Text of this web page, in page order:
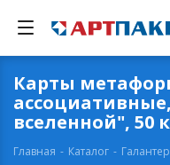
Карты
вселенной", 50
Главная - Каталог -